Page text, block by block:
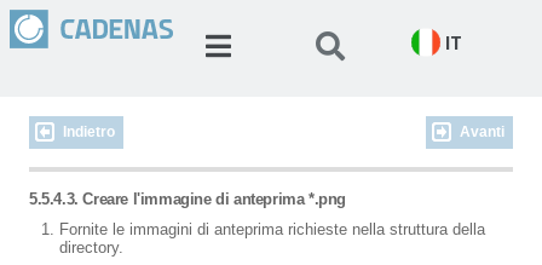
IT
Indietro Avanti
5.5.4.3. Creare l'immagine di anteprima *.png
Fornite le immagini di anteprima richieste nella struttura della
directory.